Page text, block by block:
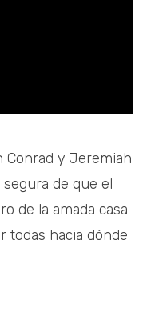
Conrad y Jeremiah
de que el
de la amada casa
todas hacia dónde